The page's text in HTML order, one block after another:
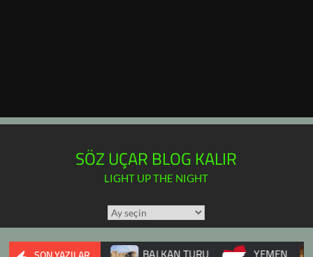
SÖZ UÇAR BLOG KALIR
LIGHT UP THE NIGHT
TÜM
YAZILAR
TAKVİMİ